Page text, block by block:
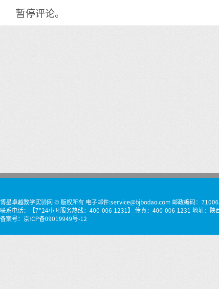
暂停评论。
博星卓越教学实验网 © 版权所有 电子邮件:service@bjbodao.com 邮政编码：
联系电话：【7*24小时服务热线：400-006-1231】 传真：400-006-1231 地址：陕
备案号： 京ICP备09019949号-12